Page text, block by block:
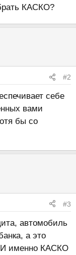
КАСКО?
#2
себе
вами
бы со
#3
автомобиль
а это
И именно КАСКО